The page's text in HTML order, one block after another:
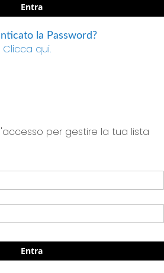
Entra
la Password?
Clicca qui.
per gestire la tua lista
Entra